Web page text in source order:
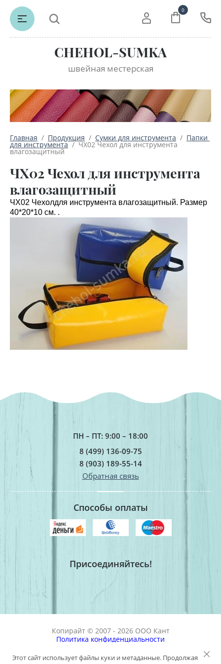
CHEHOL-SUMKA
швейная местерская
0
Главная
  /
Продукция
  /
Сумки для инструмента
  /
Папки
для инструмента
  /  ЧХ02 Чехол для инструмента
влагозащитный
ЧХ02 Чехол для инструмента
влагозащитный
ЧХ02 Чехолдля инструмента влагозащитный. Размер
40*20*10 см. .
ПН – ПТ: 9:00 – 18:00
8 (499) 136-09-75
8 (903) 189-55-14
Обратная связь
Способы оплаты
Присоединяйтесь!
Копирайт © 2007 - 2026 OOO Кант
Политика конфиденциальности
Официальный сайт компании
Этот сайт использует файлы куки и метаданные. Продолжая